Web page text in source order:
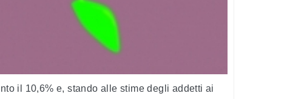
il 10,6% e, stando alle stime degli addetti ai